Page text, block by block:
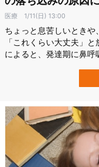
医療 1/11(日) 13:00
ちょっと息苦しいときや
「これくらい大丈夫」
によると、発達期に鼻
も、「運動能力が落ち
現象とも関係する可能